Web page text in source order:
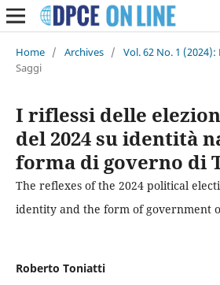
Home / Archives / Vol. 62 No. 1 (2024):
Saggi
I riflessi delle
del 2024 su identità
forma di governo di
The reflexes of the 2024 political
identity and the form of government
Roberto Toniatti